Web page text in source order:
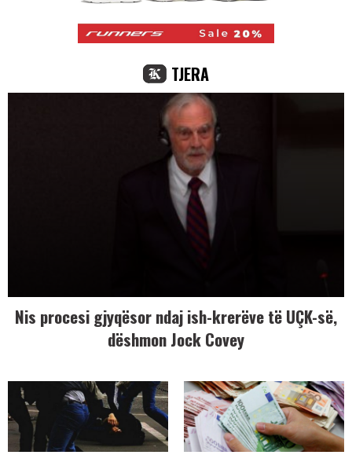
TJERA
Nis procesi gjyqësor ndaj ish-krerëve të UÇK-së,
dëshmon Jock Covey